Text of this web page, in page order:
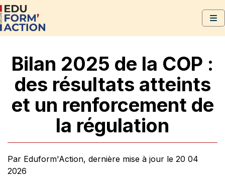
Bilan 2025 de la COP :
des résultats atteints
et un renforcement de
la régulation
Par Eduform'Action, dernière mise à jour le 20 04
2026